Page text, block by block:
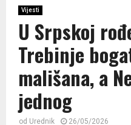
Vijesti
U Srpskoj
Trebinje
mališana, a
jednog
od Urednik 26/05/2026